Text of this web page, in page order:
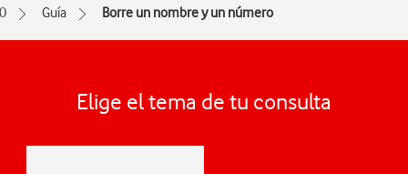
Guía Borre un nombre y un número
Elige el tema de tu consulta